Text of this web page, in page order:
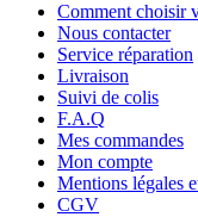
Comment choisir
Nous contacter
Service réparation
Livraison
Suivi de colis
F.A.Q
Mes commandes
Mon compte
Mentions légales
CGV